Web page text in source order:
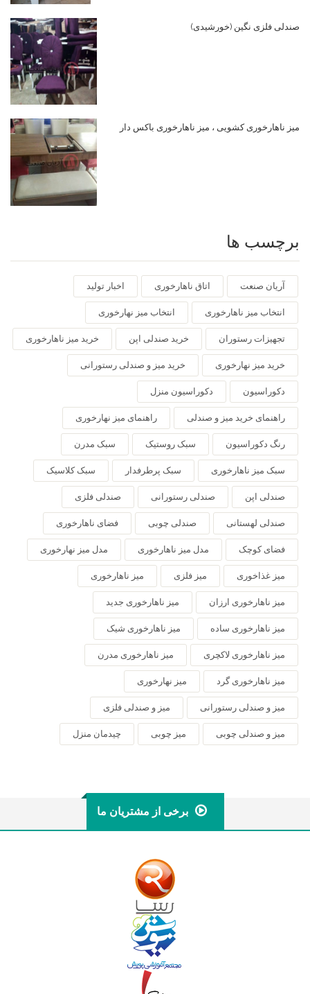
صندلی فلزی نگین (خورشیدی)
میز ناهارخوری کشویی ، میز ناهارخوری باکس دار
برچسب ها
آریان صنعت اتاق ناهارخوری اخبار تولید
انتخاب میز ناهارخوری انتخاب میز نهارخوری
تجهیزات رستوران خرید صندلی اپن خرید میز ناهارخوری
خرید میز نهارخوری خرید میز و صندلی رستورانی
دکوراسیون دکوراسیون منزل
راهنمای خرید میز و صندلی راهنمای میز نهارخوری
رنگ دکوراسیون سبک روستیک سبک مدرن
سبک میز ناهارخوری سبک پرطرفدار سبک کلاسیک
صندلی اپن صندلی رستورانی صندلی فلزی
صندلی لهستانی صندلی چوبی فضای ناهارخوری
فضای کوچک مدل میز ناهارخوری مدل میز نهارخوری
میز غذاخوری میز فلزی میز ناهارخوری
میز ناهارخوری ارزان میز ناهارخوری جدید
میز ناهارخوری ساده میز ناهارخوری شیک
میز ناهارخوری لاکچری میز ناهارخوری مدرن
میز ناهارخوری گرد میز نهارخوری
میز و صندلی رستورانی میز و صندلی فلزی
میز و صندلی چوبی میز چوبی چیدمان منزل
برخی از مشتریان ما